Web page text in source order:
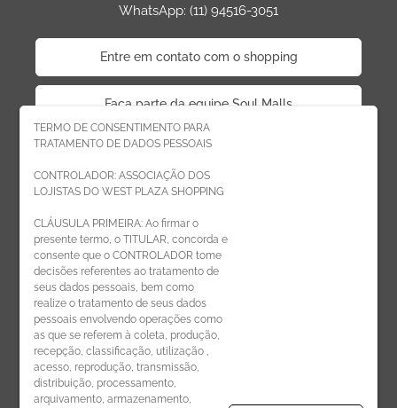
TERMO DE CONSENTIMENTO PARA
TRATAMENTO DE DADOS PESSOAIS
CONTROLADOR: ASSOCIAÇÃO DOS
LOJISTAS DO WEST PLAZA SHOPPING
CLÁUSULA PRIMEIRA: Ao firmar o
presente termo, o TITULAR, concorda e
consente que o CONTROLADOR tome
decisões referentes ao tratamento de
seus dados pessoais, bem como
realize o tratamento de seus dados
pessoais envolvendo operações como
as que se referem à coleta, produção,
recepção, classificação, utilização ,
acesso, reprodução, transmissão,
distribuição, processamento,
arquivamento, armazenamento,
WhatsApp: (11) 94516-3051
Entre em contato com o shopping
Faça parte da equipe Soul Malls
Faça parte da equipe West Plaza
Politica de privacidade
Código de Ética de Parceiros
CADASTRE-SE
Receba novidades por e-mail: